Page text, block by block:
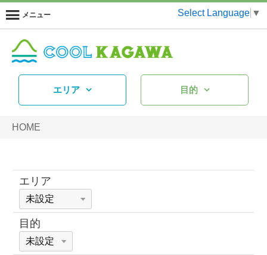
メニュー Select Language ▼
エリア 目的
HOME
エリア
目的